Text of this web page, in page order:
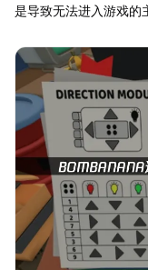
是导致无法进入游戏的